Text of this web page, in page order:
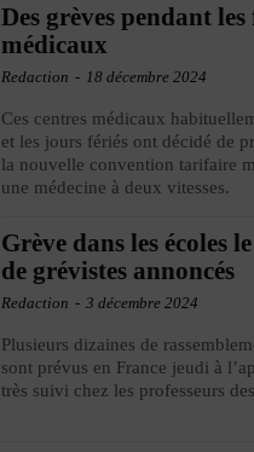
Des grèves pendant
médicaux
Redaction - 18 décembre 2024
Ces centres médicaux
et les jours fériés ont décidé de
la nouvelle convention tarifaire
une médecine à deux vitesses.
Grève dans les écoles
de grévistes annoncés
Redaction - 3 décembre 2024
Plusieurs dizaines de
sont prévus en France jeudi à
très suivi chez les professeurs